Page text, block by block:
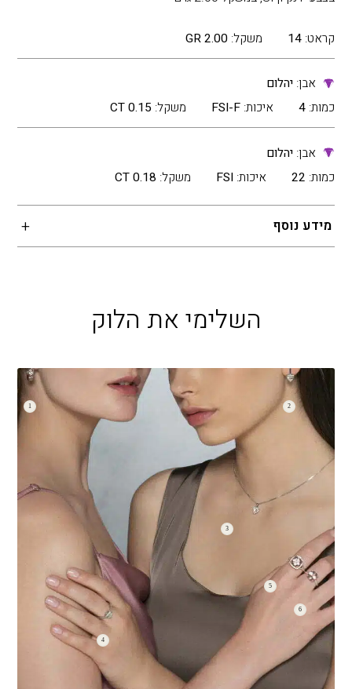
קראט: 14 משקל: 2.00 GR
אבן:יהלום
כמות: 4 איכות: FSI-F משקל: 0.15 CT
אבן:יהלום
כמות: 22 איכות: FSI משקל: 0.18 CT
מידע נוסף
השלימי את הלוק